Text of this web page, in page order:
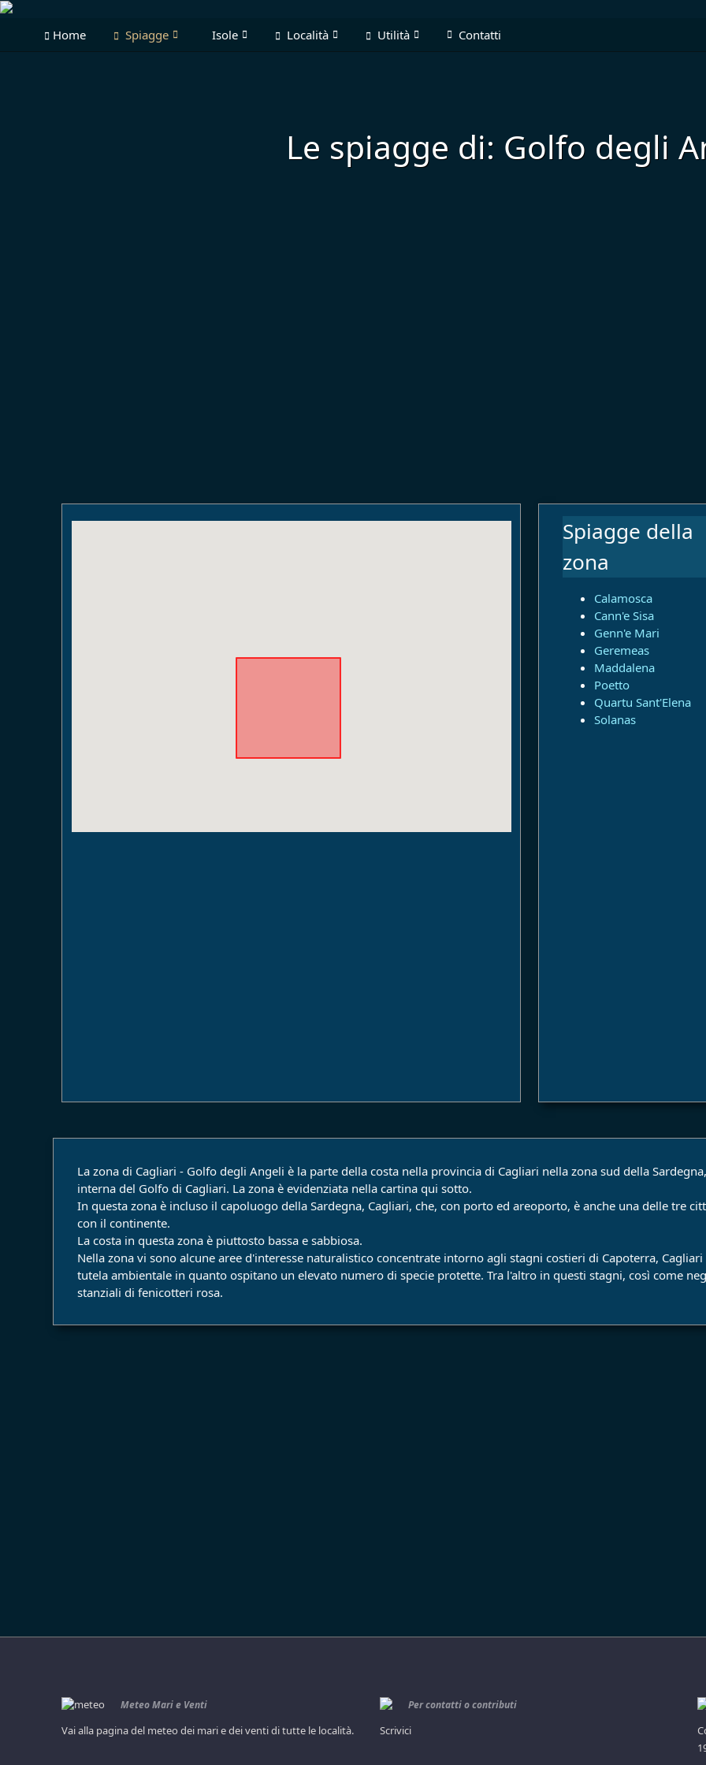
Home Spiagge Isole Località Utilità Contatti
Le spiagge di: Golfo degli
Spiagge della
zona
Calamosca
Cann'e Sisa
Genn'e Mari
Geremeas
Maddalena
Poetto
Quartu Sant'Elena
Solanas
La zona di Cagliari - Golfo degli Angeli è la parte della costa nella provincia di Cagliari nella zona sud della
interna del Golfo di Cagliari. La zona è evidenziata nella cartina qui sotto.
In questa zona è incluso il capoluogo della Sardegna, Cagliari, che, con porto ed areoporto, è anche una delle tre
con il continente.
La costa in questa zona è piuttosto bassa e sabbiosa.
Nella zona vi sono alcune aree d'interesse naturalistico concentrate intorno agli stagni costieri di Capoterra,
tutela ambientale in quanto ospitano un elevato numero di specie protette. Tra l'altro in questi stagni, così come
stanziali di fenicotteri rosa.
Meteo Mari e Venti
Vai alla pagina del meteo dei mari e dei venti di tutte le località.
Per contatti o contributi
Scrivici